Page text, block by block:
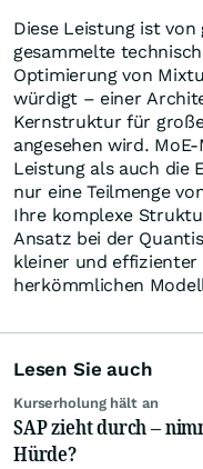
Diese Leistung ist
gesammelte
Optimierung von
würdigt – einer
Kernstruktur für
angesehen wird.
Leistung als auch die
nur eine Teilmenge
Ihre komplexe
Ansatz bei der
kleiner und effizienter
herkömmlichen
Lesen Sie auch
Kurserholung hält an
SAP zieht durch –
Hürde?